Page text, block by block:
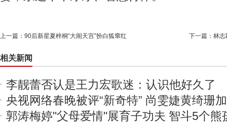
上一篇： 90后新星夏梓桐“大闹天宫”扮白狐窜红 下一篇： 林志
相关新闻
李靓蕾否认是王力宏歌迷：认识他好久了
央视网络春晚被评“新奇特” 尚雯婕黄绮珊
郭涛梅婷"父母爱情"展育子功夫 智斗5个熊